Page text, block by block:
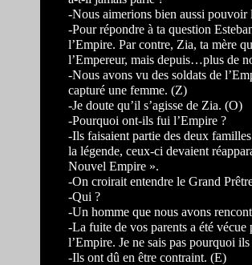
-Nous aimerions bien aussi pouvoir
-Pour répondre à ta question
l’Empire. Par contre, Zia, ta mère
l’Empereur, mais depuis…plus de
-Nous avons vu des soldats de
capturé une femme. (Z)
-Je doute qu’il s’agisse de Zia. (O)
-Pourquoi ont-ils fui l’Empire ?
-Ils faisaient partie des deux
la légende, ceux-ci devaient
Nouvel Empire ».
-On croirait entendre le Grand
-Qui ?
-Un homme que nous avons
-La fuite de vos parents a été
l’Empire. Je ne sais pas pourquoi
-Ils ont dû en être contraint. (E)